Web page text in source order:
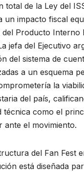
total de la Ley del
un impacto fiscal
Producto Interno
jefa del Ejecutivo
del sistema de
a un esquema
la
del país,
técnica como el
ante el movimiento.
del Fan Fest
está diseñada